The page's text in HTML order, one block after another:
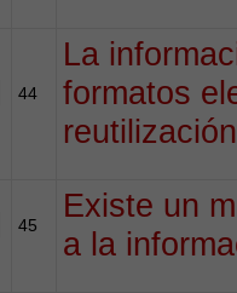
44
La
formatos
45
Existe un
a la